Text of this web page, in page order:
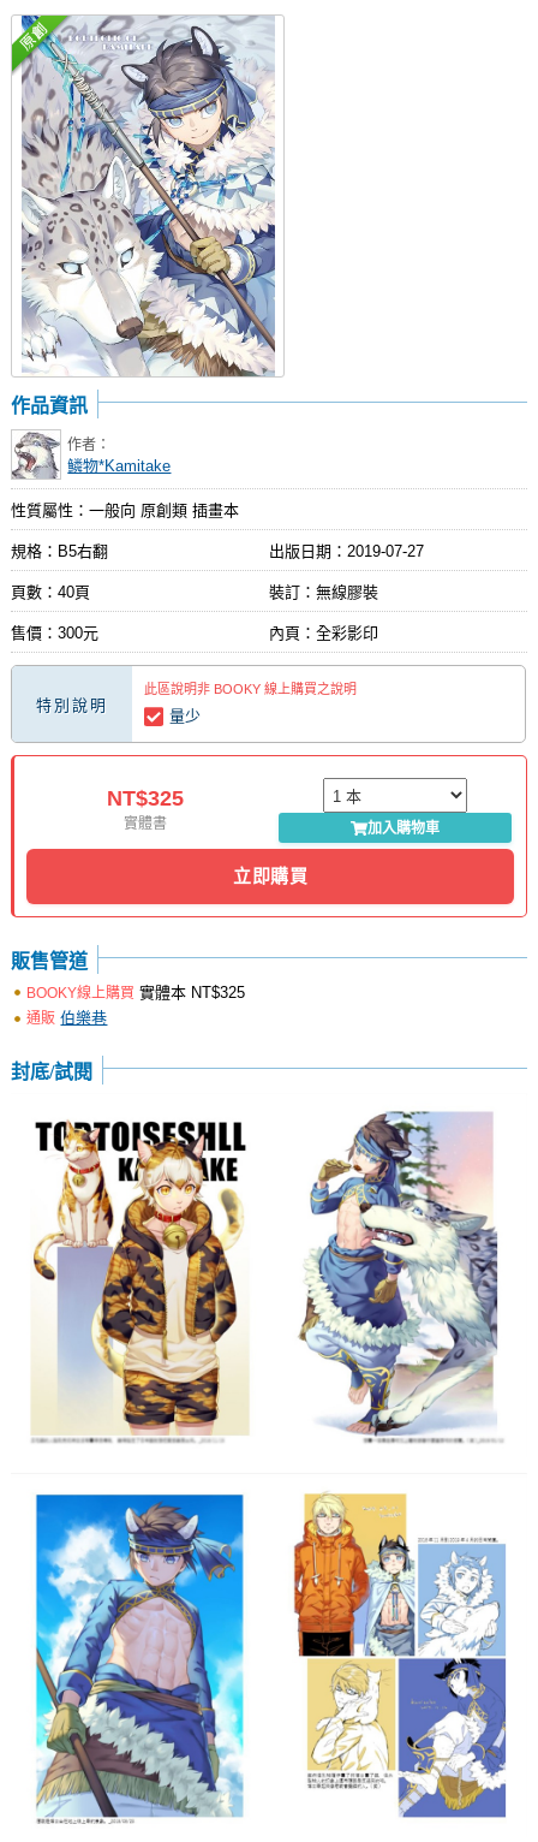
會員中心
註冊會員
登入
作品資訊
作者：
鱗物*Kamitake
性質屬性：一般向 原創類 插畫本
規格：B5右翻 出版日期： 2019-07-27
頁數：40頁 裝訂：無線膠裝
售價：300元 內頁：全彩影印
特別說明
此區說明非 BOOKY 線上購買之說明
量少
NT$325
實體書 加入購物車
立即購買
販售管道
BOOKY線上購買 實體本 NT$325
通販 伯樂巷
封底/試閱